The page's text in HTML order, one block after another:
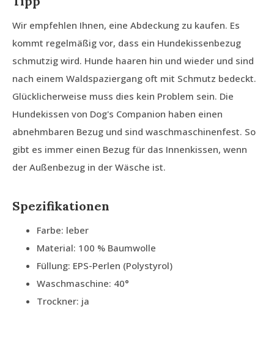
Wir empfehlen Ihnen, eine Abdeckung zu kaufen. Es
kommt regelmäßig vor, dass ein Hundekissenbezug
schmutzig wird. Hunde haaren hin und wieder und sind
nach einem Waldspaziergang oft mit Schmutz bedeckt.
Glücklicherweise muss dies kein Problem sein. Die
Hundekissen von Dog's Companion haben einen
abnehmbaren Bezug und sind waschmaschinenfest. So
gibt es immer einen Bezug für das Innenkissen, wenn
der Außenbezug in der Wäsche ist.
Spezifikationen
Farbe: leber
Material: 100 % Baumwolle
Füllung: EPS-Perlen (Polystyrol)
Waschmaschine: 40°
Trockner: ja